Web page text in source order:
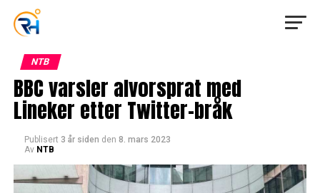
NTB
BBC varsler alvorsprat med
Lineker etter Twitter-bråk
Publisert 3 år siden den 8. mars 2023
Av NTB